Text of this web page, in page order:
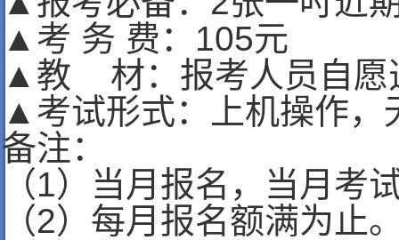
▲考 务 费：105元
▲教 材：报考人员自愿
▲考试形式：上机操作，
备注：
（1）当月报名，当月考
（2）每月报名额满为止